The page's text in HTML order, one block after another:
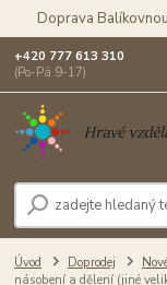
Doprava
+420 777 613 310
(Po-Pá 9-17)
Úvod Doprodej
násobení a dělení (jiné